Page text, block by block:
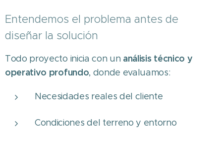
Entendemos el problema antes de
diseñar la solución
Todo proyecto inicia con un análisis técnico y
operativo profundo, donde evaluamos:
Necesidades reales del cliente
Condiciones del terreno y entorno